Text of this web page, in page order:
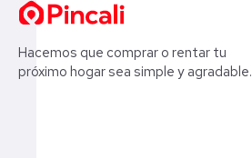
Hacemos que comprar o rentar tu
próximo hogar sea simple y agradable.